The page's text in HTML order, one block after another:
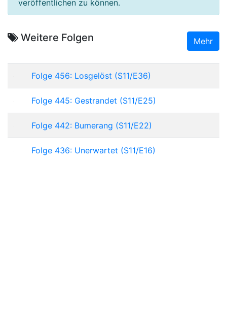
veröffentlichen zu können.
Weitere Folgen Mehr
Folge 456: Losgelöst (S11/E36)
Folge 445: Gestrandet (S11/E25)
Folge 442: Bumerang (S11/E22)
Folge 436: Unerwartet (S11/E16)